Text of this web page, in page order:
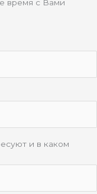
время с Вами
и в каком